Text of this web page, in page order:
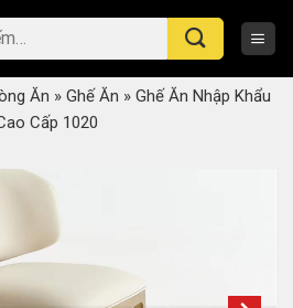
Ăn » Ghế Ăn » Ghế Ăn Nhập Khẩu
Cấp 1020